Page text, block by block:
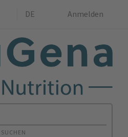
DE Anmelden
SUCHEN